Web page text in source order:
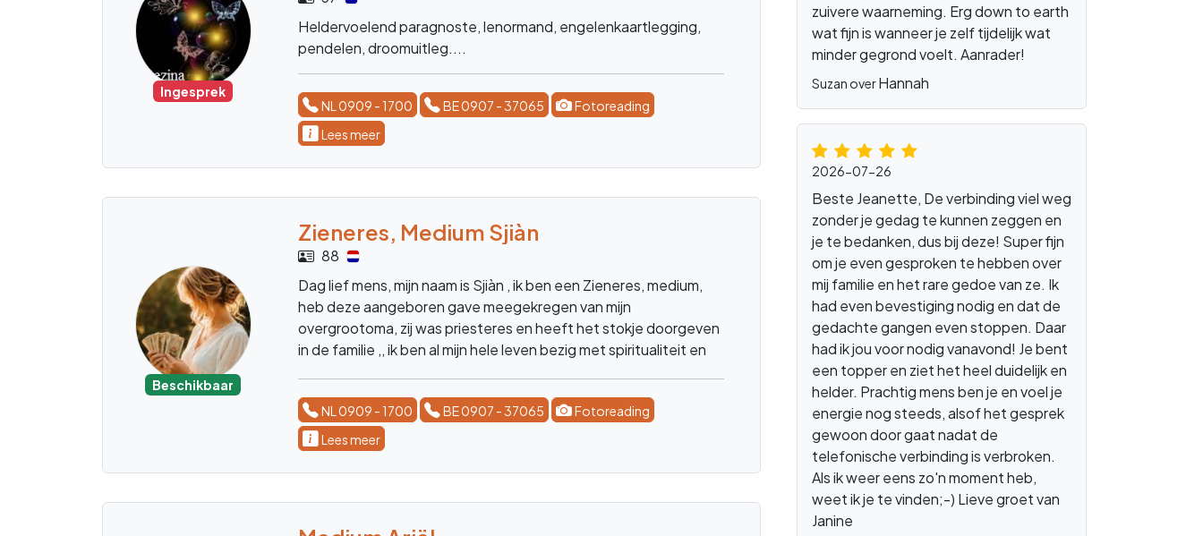
Beschikbaar
coach. en begeleid mensen met relatie stress angsten
gedragsproblematiek. en trauma's en karmische relaties. geef
energetische behandelingen dit in combinatie met kristallen en
edelstenen. Heb je vragen over een betekenis van een kristal of
edelsteen bel me dan.
NL 0909 - 1700
Lees meer
Medium Eefje
helderzien rouwcoach fotoreading levenscoach medium
paragnost
54
Geboren met helderzien voelen en horen weten en ruiken kunt u
NL 0909 - 1700
Lees meer
zuivere waarneming. Erg down to earth
wat fijn is wanneer je zelf tijdelijk wat
minder gegrond voelt. Aanrader!
Suzan overHannah
2026-07-26
Beste Jeanette, De verbinding viel weg
zonder je gedag te kunnen zeggen en
je te bedanken, dus bij deze! Super fijn
om je even gesproken te hebben over
mij familie en het rare gedoe van ze. Ik
had even bevestiging nodig en dat de
gedachte gangen even stoppen. Daar
had ik jou voor nodig vanavond! Je bent
een topper en ziet het heel duidelijk en
helder. Prachtig mens ben je en voel je
energie nog steeds, alsof het gesprek
gewoon door gaat nadat de
telefonische verbinding is verbroken.
Als ik weer eens zo'n moment heb,
weet ik je te vinden;-) Lieve groet van
Janine